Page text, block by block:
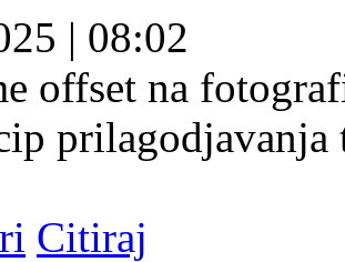
| 08:02
offset na
Citiraj